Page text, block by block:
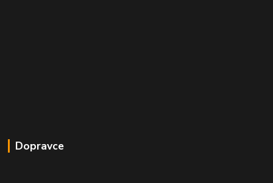
Dopravce